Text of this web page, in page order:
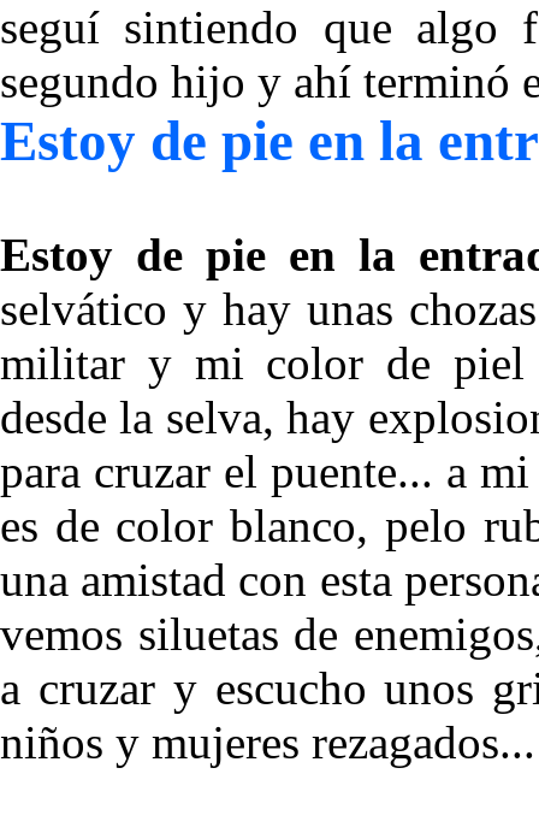
seguí sintiendo que algo
segundo hijo y ahí terminó
Estoy de pie en la
Estoy de pie en la
selvático y hay unas
militar y mi color de piel
desde la selva, hay
para cruzar el puente... a
es de color blanco, pelo
una amistad con esta
vemos siluetas de
a cruzar y escucho unos
niños y mujeres rezagados...